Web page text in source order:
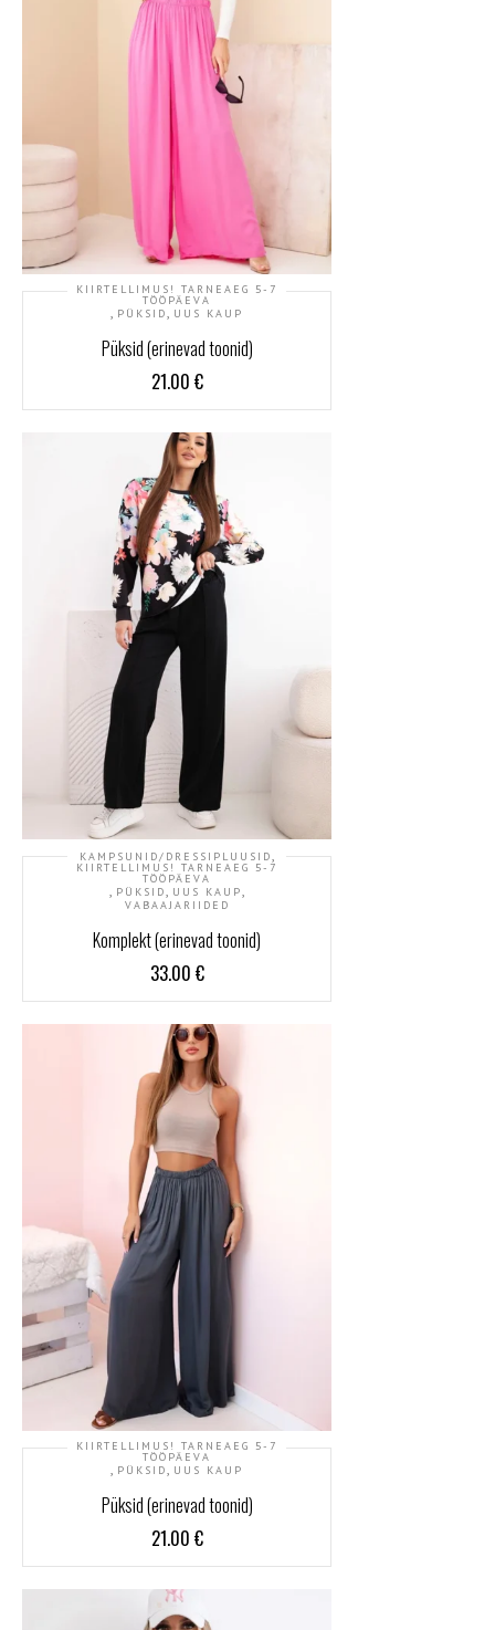
KIIRTELLIMUS! TARNEAEG 5-7
TÖÖPÄEVA
, PÜKSID, UUS KAUP
Püksid (erinevad toonid)
21.00 €
KAMPSUNID/DRESSIPLUUSID,
KIIRTELLIMUS! TARNEAEG 5-7
TÖÖPÄEVA
, PÜKSID, UUS KAUP,
VABAAJARIIDED
Komplekt (erinevad toonid)
33.00 €
KIIRTELLIMUS! TARNEAEG 5-7
TÖÖPÄEVA
, PÜKSID, UUS KAUP
Püksid (erinevad toonid)
21.00 €